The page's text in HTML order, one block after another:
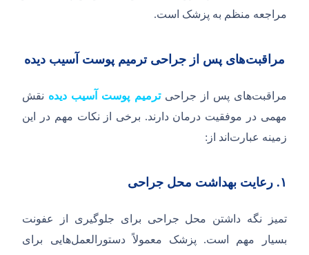
مراجعه منظم به پزشک است.
مراقبت‌های پس از جراحی ترمیم پوست آسیب دیده
مراقبت‌های پس از جراحی ترمیم پوست آسیب دیده نقش
مهمی در موفقیت درمان دارند. برخی از نکات مهم در این
زمینه عبارت‌اند از:
۱. رعایت بهداشت محل جراحی
تمیز نگه داشتن محل جراحی برای جلوگیری از عفونت
بسیار مهم است. پزشک معمولاً دستورالعمل‌هایی برای